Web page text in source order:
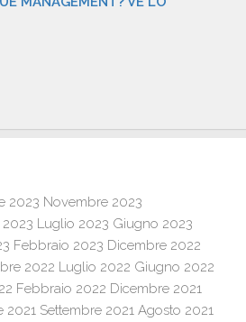
2023 Novembre 2023
Luglio 2023 Giugno 2023
Febbraio 2023 Dicembre 2022
2022 Luglio 2022 Giugno 2022
Febbraio 2022 Dicembre 2021
2021 Settembre 2021 Agosto 2021